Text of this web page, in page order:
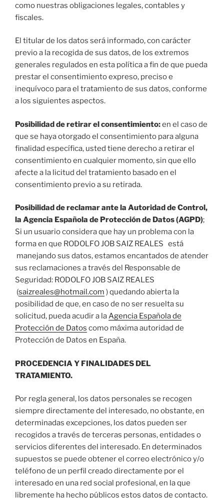
como nuestras obligaciones legales, contables y
fiscales.
El titular de los datos será informado, con carácter
previo a la recogida de sus datos, de los extremos
generales regulados en esta política a fin de que pueda
prestar el consentimiento expreso, preciso e
inequívoco para el tratamiento de sus datos, conforme
a los siguientes aspectos.
Posibilidad de retirar el consentimiento:en el caso de
que se haya otorgado el consentimiento para alguna
finalidad específica, usted tiene derecho a retirar el
consentimiento en cualquier momento, sin que ello
afecte a la licitud del tratamiento basado en el
consentimiento previo a su retirada.
Posibilidad de reclamar ante la Autoridad de Control,
la Agencia Española de Protección de Datos (AGPD);
Si un usuario considera que hay un problema con la
forma en que RODOLFO JOB SAIZ REALES está
manejando sus datos, estamos encantados de atender
sus reclamaciones a través del Responsable de
Seguridad: RODOLFO JOB SAIZ REALES
(saizreales@hotmail.com ) quedando abierta la
posibilidad de que, en caso de no ser resuelta su
solicitud, pueda acudir a laAgencia Española de
Protección de Datos como máxima autoridad de
Protección de Datos en España.
PROCEDENCIA Y FINALIDADES DEL
TRATAMIENTO.
Por regla general, los datos personales se recogen
siempre directamente del interesado, no obstante, en
determinadas excepciones, los datos pueden ser
recogidos a través de terceras personas, entidades o
servicios diferentes del interesado. En determinados
supuestos se puede obtener el correo electrónico y/o
teléfono de un perfil creado directamente por el
interesado en una red social profesional, en la que
libremente ha hecho públicos estos datos de contacto.